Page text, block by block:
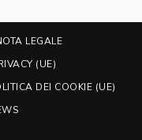
LEGALE
(UE)
DEI COOKIE (UE)